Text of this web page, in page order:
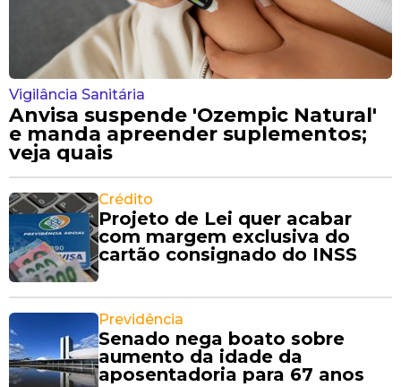
Vigilância Sanitária
Anvisa suspende 'Ozempic Natural'
e manda apreender suplementos;
veja quais
Crédito
Projeto de Lei quer acabar
com margem exclusiva do
cartão consignado do INSS
Previdência
Senado nega boato sobre
aumento da idade da
aposentadoria para 67 anos